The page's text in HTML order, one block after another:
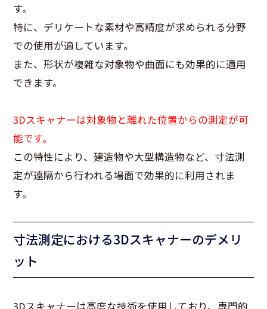
す。
特に、デリケートな素材や高精度が求められる分野
での使用が適しています。
また、形状が複雑な対象物や曲面にも効果的に適用
できます。
3Dスキャナーは対象物と離れた位置からの測定が可
能です。
この特性により、建造物や大型構造物など、寸法測
定が遠隔から行われる場面で効果的に利用されま
す。
寸法測定における3Dスキャナーのデメリ
ット
3Dスキャナーは高度な技術を使用しており、専門的